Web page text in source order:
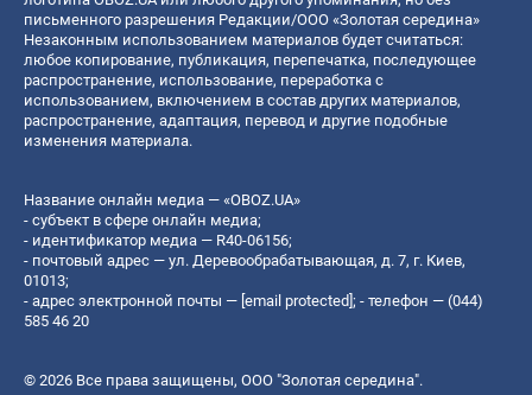
письменного разрешения Редакции/ООО «Золотая середина»
Незаконным использованием материалов будет считаться:
любое копирование, публикация, перепечатка, последующее
распространение, использование, переработка с
использованием, включением в состав других материалов,
распространение, адаптация, перевод и другие подобные
изменения материала.
Название онлайн медиа — «OBOZ.UA»
- субъект в сфере онлайн медиа;
- идентификатор медиа — R40-06156;
- почтовый адрес — ул. Деревообрабатывающая, д. 7, г. Киев,
01013;
- адрес электронной почты — [email protected] ; - телефон — (044)
585 46 20
© 2026 Все права защищены, ООО "Золотая середина".